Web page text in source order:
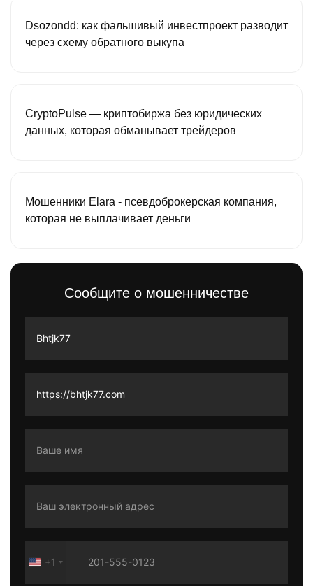
Dsozondd: как фальшивый инвестпроект разводит
через схему обратного выкупа
CryptoPulse — криптобиржа без юридических
данных, которая обманывает трейдеров
Мошенники Elara - псевдоброкерская компания,
которая не выплачивает деньги
Сообщите о мошенничестве
United
+1